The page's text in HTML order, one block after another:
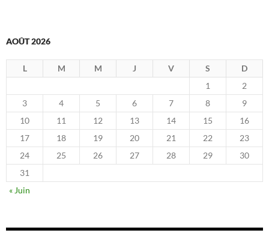
AOÛT 2026
L M M J V S
D
1
2
3
4 5 6 7 8
9
10
11 12 13 14 15
16
17
18 19 20 21 22
23
24
25 26 27 28 29
30
31
« Juin